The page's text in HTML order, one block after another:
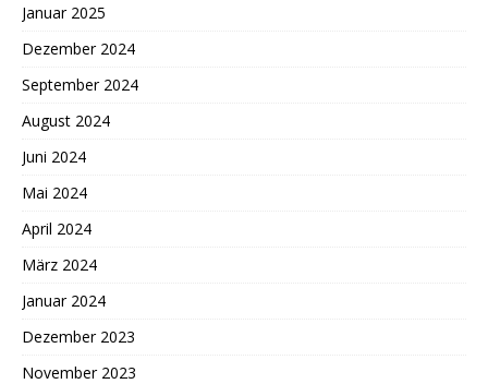
Januar 2025
Dezember 2024
September 2024
August 2024
Juni 2024
Mai 2024
April 2024
März 2024
Januar 2024
Dezember 2023
November 2023